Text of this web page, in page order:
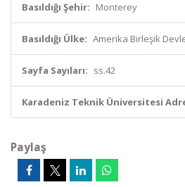
Basıldığı Şehir: Monterey
Basıldığı Ülke: Amerika Birleşik
Sayfa Sayıları: ss.42
Karadeniz Teknik Üniversitesi
Paylaş